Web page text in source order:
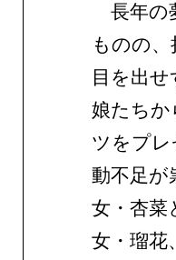
長年の
ものの
目を出
娘たちか
ツをプ
動不足が
女・杏菜
女・瑠花